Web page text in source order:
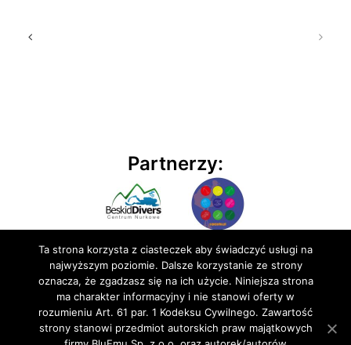
Partnerzy:
© 2020 BluEmu sp. z o.o. Wszelkie prawa zastrzeżone
Ta strona korzysta z ciasteczek aby świadczyć usługi na
najwyższym poziomie. Dalsze korzystanie ze strony
oznacza, że zgadzasz się na ich użycie. Niniejsza strona
ma charakter informacyjny i nie stanowi oferty w
rozumieniu Art. 61 par. 1 Kodeksu Cywilnego. Zawartość
strony stanowi przedmiot autorskich praw majątkowych